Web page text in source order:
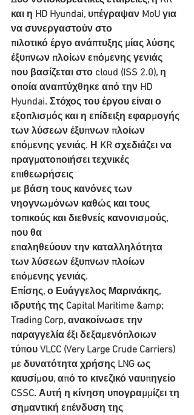
και η HD Hyundai, υπέγραψαν MoU για
να συνεργαστούν στο
πιλοτικό έργο ανάπτυξης μίας λύσης
έξυπνων πλοίων επόμενης γενιάς
που βασίζεται στο cloud (ISS 2.0), η
οποία αναπτύχθηκε από την HD
Hyundai. Στόχος του έργου είναι ο
εξοπλισμός και η επίδειξη εφαρμογής
των λύσεων έξυπνων πλοίων
επόμενης γενιάς. Η KR σχεδιάζει να
πραγματοποιήσει τεχνικές
επιθεωρήσεις
με βάση τους κανόνες των
νηογνωμόνων καθώς και τους
τοπικούς και διεθνείς κανονισμούς,
που θα
επαληθεύουν την καταλληλότητα
των λύσεων έξυπνων πλοίων
επόμενης γενιάς.
Επίσης, ο Ευάγγελος Μαρινάκης,
ιδρυτής της Capital Maritime &amp;
Trading Corp, ανακοίνωσε την
παραγγελία έξι δεξαμενόπλοιων
τύπου VLCC (Very Large Crude Carriers)
με δυνατότητα χρήσης LNG ως
καυσίμου, από το κινεζικό ναυπηγείο
CSSC. Αυτή η κίνηση υπογραμμίζει τη
σημαντική επένδυση της